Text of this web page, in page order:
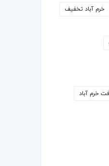
خرم آباد تخفیف
خرم آباد